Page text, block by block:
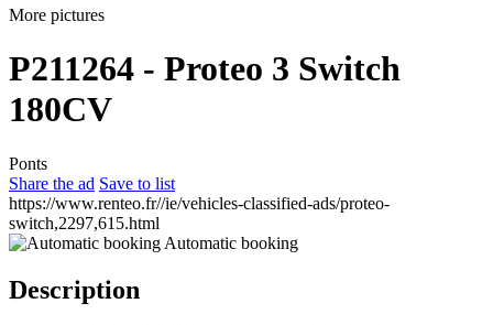
More pictures
P211264 - Proteo 3 Switch
180CV
Ponts
Share the ad Save to list
https://www.renteo.fr//ie/vehicles-classified-ads/proteo-
switch,2297,615.html
Automatic booking
Description